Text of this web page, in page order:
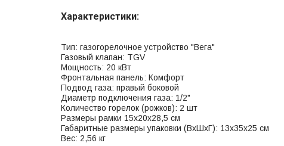
Характеристики:
Тип: газогорелочное устройство "Вега"
Газовый клапан: TGV
Мощность: 20 кВт
Фронтальная панель: Комфорт
Подвод газа: правый боковой
Диаметр подключения газа: 1/2"
Количество горелок (рожков): 2 шт
Размеры рамки 15х20х28,5 см
Габаритные размеры упаковки (ВхШхГ): 13х35х25 см
Вес: 2,56 кг